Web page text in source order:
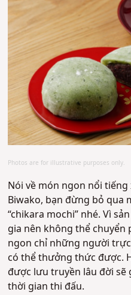
Photos are for illustrative purposes only.
Nói về món ngon nổi
Biwako, bạn đừng bỏ qua
“chikara mochi” nhé. Vì
gia nên không thể chuyển
ngon chỉ những người
có thể thưởng thức được.
được lưu truyền lâu đời
thời gian thi đấu.